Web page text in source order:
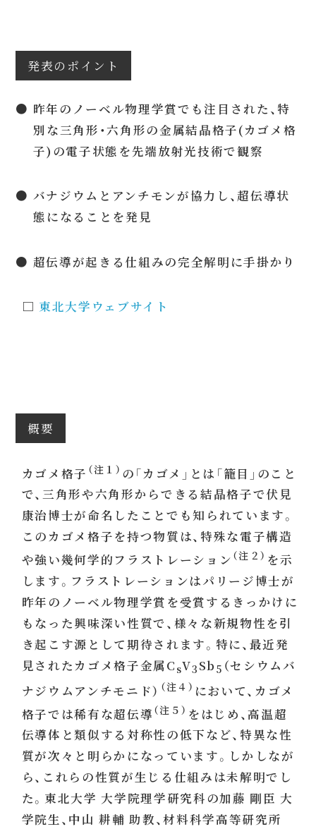
発表のポイント
● 昨年のノーベル物理学賞でも注目された、特
別な三角形・六角形の金属結晶格子(カゴメ格
子)の電子状態を先端放射光技術で観察
● バナジウムとアンチモンが協力し、超伝導状
態になることを発見
● 超伝導が起きる仕組みの完全解明に手掛かり
□ 東北大学ウェブサイト
概要
カゴメ格子 （注１） の「カゴメ」とは「籠目」のこと
で、三角形や六角形からできる結晶格子で伏見
康治博士が命名したことでも知られています。
このカゴメ格子を持つ物質は、特殊な電子構造
や強い幾何学的フラストレーション （注２） を示
します。フラストレーションはパリージ博士が
昨年のノーベル物理学賞を受賞するきっかけに
もなった興味深い性質で、様々な新規物性を引
き起こす源として期待されます。特に、最近発
見されたカゴメ格子金属C sV3 Sb 5 （セシウムバ
ナジウムアンチモニド） （注４） において、カゴメ
格子では稀有な超伝導 （注５） をはじめ、高温超
伝導体と類似する対称性の低下など、特異な性
質が次々と明らかになっています。しかしなが
ら、これらの性質が生じる仕組みは未解明でし
た。東北大学 大学院理学研究科の加藤 剛臣 大
学院生、中山 耕輔 助教、材料科学高等研究所